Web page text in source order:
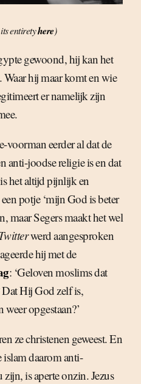
entiretyhere)
gewoond, hij kan het
hij maar komt en wie
er namelijk zijn
voorman eerder al dat de
anti-joodse religie is en dat
het altijd pijnlijk en
potje ‘mijn God is beter
maar Segers maakt het wel
werd aangesproken
hij met de
: ‘Geloven moslims dat
Dat Hij God zelf is,
opgestaan?’
ze christenen geweest. En
islam daarom anti-
is aperte onzin. Jezus